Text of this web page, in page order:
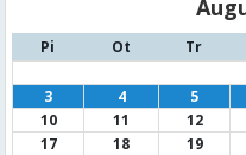
Pi Ot Tr
3
4 5
10
11 12
17
18 19